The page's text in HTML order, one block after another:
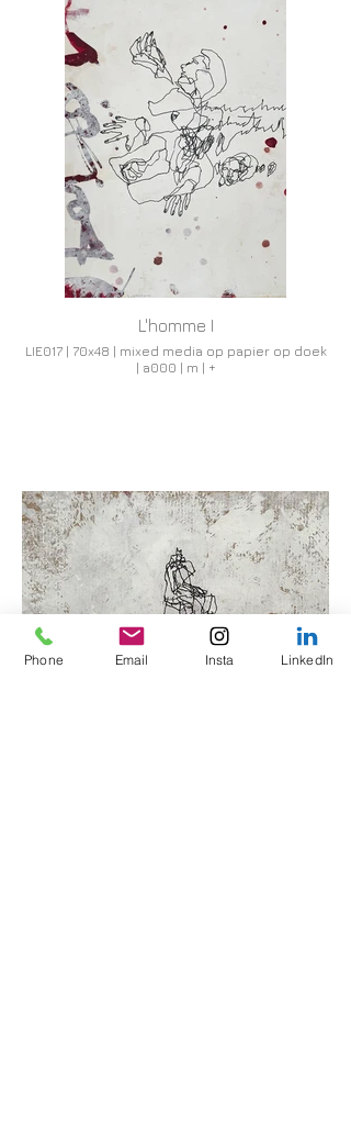
L'homme I
LIE017 | 70x48 | mixed media op papier op doek
| a000 | m | +
Phone Email Insta LinkedIn